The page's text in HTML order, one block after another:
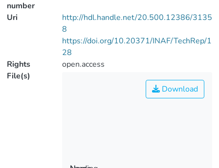
number
Uri
http://hdl.handle.net/20.500.12386/3135
8
https://doi.org/10.20371/INAF/TechRep/1
28
Rights
open.access
File(s)
Download